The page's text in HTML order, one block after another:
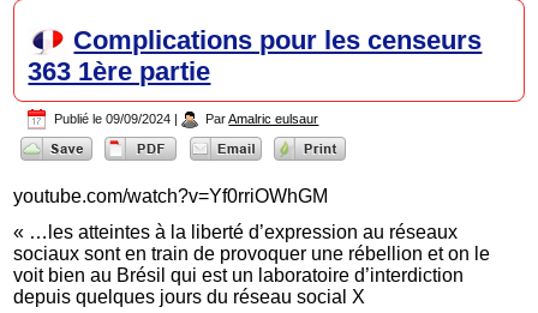
Complications pour les censeurs
363 1ère partie
Publié le 09/09/2024 | Par Amalric eulsaur
youtube.com/watch?v=Yf0rriOWhGM
« …les atteintes à la liberté d’expression au réseaux
sociaux sont en train de provoquer une rébellion et on le
voit bien au Brésil qui est un laboratoire d’interdiction
depuis quelques jours du réseau social X